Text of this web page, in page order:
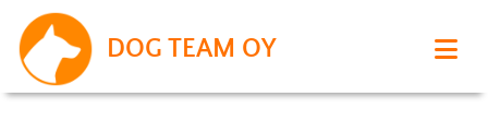
DOG TEAM OY